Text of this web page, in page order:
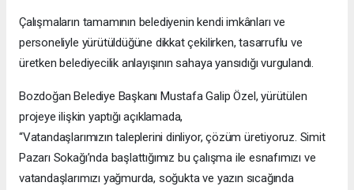
Çalışmaların tamamının belediyenin kendi imkânları ve
personeliyle yürütüldüğüne dikkat çekilirken, tasarruflu ve
üretken belediyecilik anlayışının sahaya yansıdığı vurgulandı.
Bozdoğan Belediye Başkanı Mustafa Galip Özel, yürütülen
projeye ilişkin yaptığı açıklamada,
“Vatandaşlarımızın taleplerini dinliyor, çözüm üretiyoruz. Simit
Pazarı Sokağı’nda başlattığımız bu çalışma ile esnafımızı ve
vatandaşlarımızı yağmurda, soğukta ve yazın sıcağında